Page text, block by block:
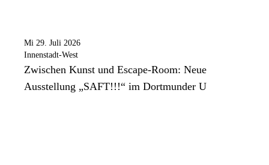
Mi 29. Juli 2026
Innenstadt-West
Zwischen Kunst und Escape-Room: Neue
Ausstellung „SAFT!!!“ im Dortmunder U